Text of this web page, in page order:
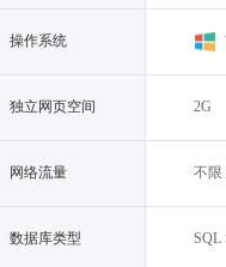
操作系统
独立网页空间 2G
网络流量 不限
数据库类型 SQL